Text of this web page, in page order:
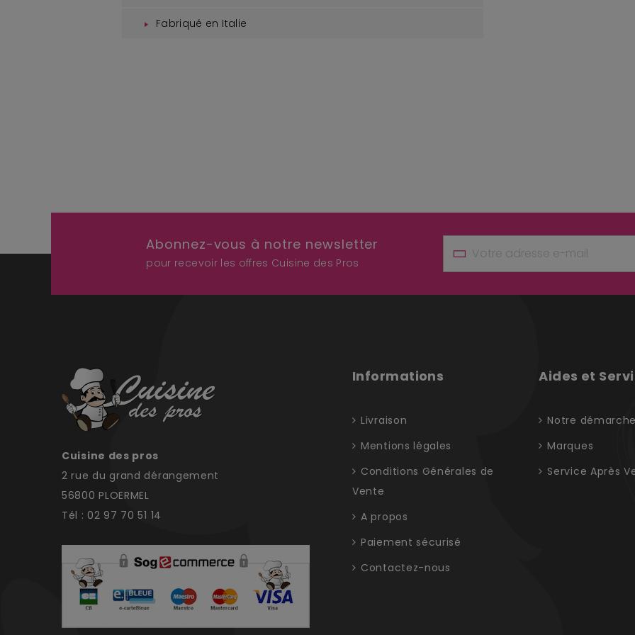
Fabriqué en Italie
Abonnez-vous à notre newsletter
pour recevoir les offres Cuisine des Pros
Cuisine des pros
2 rue du grand dérangement
56800 PLOERMEL
Tél : 02 97 70 51 14
Informations
Livraison
Mentions légales
Conditions Générales de
Vente
A propos
Paiement sécurisé
Contactez-nous
Aides et
Notre
Marques
Service Après